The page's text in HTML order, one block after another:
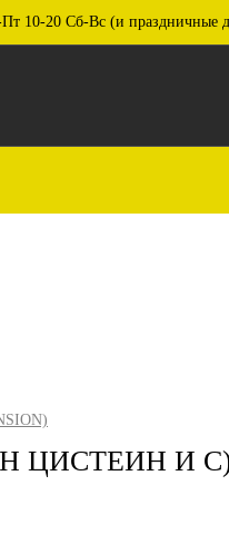
10-20 Сб-Вс (и праздничные
ЦИСТЕИН И